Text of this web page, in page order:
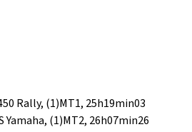
Rally, (1)MT1, 25h19min03
Yamaha, (1)MT2, 26h07min26